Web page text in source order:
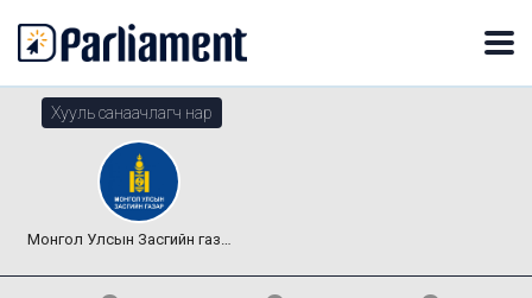
Хууль санаачлагч нар
Монгол Улсын Засгийн газар